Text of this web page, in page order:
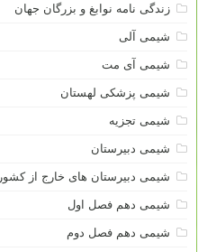
زندگی نامه نوابغ و بزرگان جهان
شیمی آلی
شیمی آی مت
شیمی پزشکی لهستان
شیمی تجزیه
شیمی دبیرستان
شیمی دبیرستان های خارج از کشور
شیمی دهم فصل اول
شیمی دهم فصل دوم